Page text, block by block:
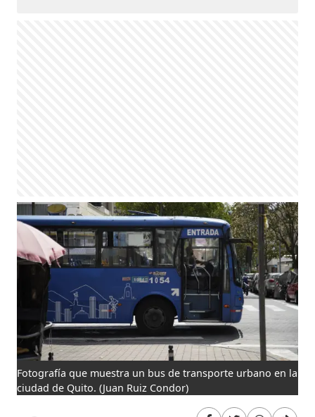
Fotografía que muestra un bus de transporte urbano en la
ciudad de Quito. (Juan Ruiz Condor)